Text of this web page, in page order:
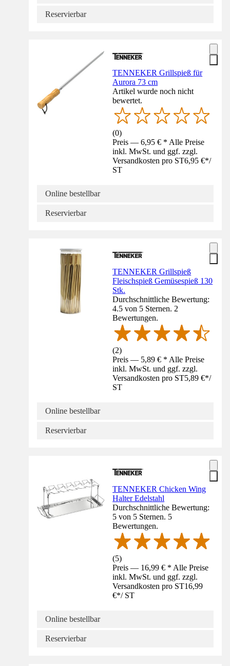
Reservierbar
TENNEKER Grillspieß für
Aurora 73 cm
Artikel wurde noch nicht
bewertet.
(0)
Preis — 6,95 € * Alle Preise
inkl. MwSt. und ggf. zzgl.
Versandkosten pro ST6,95 €*/
ST
Online bestellbar
Reservierbar
TENNEKER Grillspieß
Fleischspieß Gemüsespieß 130
Stk.
Durchschnittliche Bewertung:
4.5 von 5 Sternen. 2
Bewertungen.
(2)
Preis — 5,89 € * Alle Preise
inkl. MwSt. und ggf. zzgl.
Versandkosten pro ST5,89 €*/
ST
Online bestellbar
Reservierbar
TENNEKER Chicken Wing
Halter Edelstahl
Durchschnittliche Bewertung:
5 von 5 Sternen. 5
Bewertungen.
(5)
Preis — 16,99 € * Alle Preise
inkl. MwSt. und ggf. zzgl.
Versandkosten pro ST16,99
€*/ ST
Online bestellbar
Reservierbar